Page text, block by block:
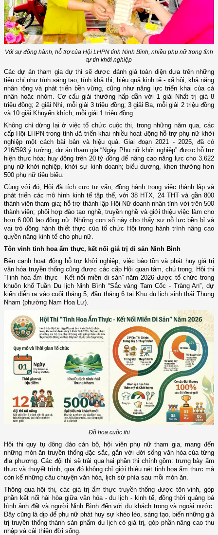
Với sự đồng hành, hỗ trợ của Hội LHPN tỉnh Ninh Bình, nhiều phụ nữ trong tỉnh
tự tin khởi nghiệp
Các dự án tham gia dự thi sẽ được đánh giá toàn diện dựa trên những
tiêu chí như tính sáng tạo, tính khả thi, hiệu quả kinh tế - xã hội, khả năng
nhân rộng và phát triển bền vững, cũng như năng lực triển khai của cá
nhân hoặc nhóm. Cơ cấu giải thưởng hấp dẫn với 1 giải Nhất trị giá 8
triệu đồng; 2 giải Nhì, mỗi giải 3 triệu đồng; 3 giải Ba, mỗi giải 2 triệu đồng
và 10 giải Khuyến khích, mỗi giải 1 triệu đồng.
Không chỉ dừng lại ở việc tổ chức cuộc thi, trong những năm qua, các
cấp Hội LHPN trong tỉnh đã triển khai nhiều hoạt động hỗ trợ phụ nữ khởi
nghiệp một cách bài bản và hiệu quả. Giai đoạn 2021 - 2025, đã có
216/593 ý tưởng, dự án tham gia “Ngày Phụ nữ khởi nghiệp” được hỗ trợ
hiện thực hóa; huy động trên 20 tỷ đồng để nâng cao năng lực cho 3.622
phụ nữ khởi nghiệp, khởi sự kinh doanh; biểu dương, khen thưởng hơn
500 phụ nữ tiêu biểu.
Cùng với đó, Hội đã tích cực tư vấn, đồng hành trong việc thành lập và
phát triển các mô hình kinh tế tập thể, với 38 HTX, 24 THT và gần 800
thành viên tham gia; hỗ trợ thành lập Hội Nữ doanh nhân tỉnh với trên 500
thành viên; phối hợp đào tạo nghề, truyền nghề và giới thiệu việc làm cho
hơn 6.000 lao động nữ. Những con số này cho thấy sự nỗ lực bền bỉ và
vai trò đồng hành thiết thực của tổ chức Hội trong hành trình nâng cao
quyền năng kinh tế cho phụ nữ.
Tôn vinh tinh hoa ẩm thực, kết nối giá trị di sản Ninh Bình
Bên cạnh hoạt động hỗ trợ khởi nghiệp, việc bảo tồn và phát huy giá trị
văn hóa truyền thống cũng được các cấp Hội quan tâm, chú trọng. Hội thi
“Tinh hoa ẩm thực - Kết nối miền di sản” năm 2026 được tổ chức trong
khuôn khổ Tuần Du lịch Ninh Bình “Sắc vàng Tam Cốc - Tràng An”, dự
kiến diễn ra vào cuối tháng 5, đầu tháng 6 tại Khu du lịch sinh thái Thung
Nham (phường Nam Hoa Lư).
Đồ họa cuộc thi
Hội thi quy tụ đông đảo cán bộ, hội viên phụ nữ tham gia, mang đến
những món ăn truyền thống đặc sắc, gắn với đời sống văn hóa của từng
địa phương. Các đội thi sẽ trải qua hai phần thi chính gồm: trưng bày ẩm
thực và thuyết trình, qua đó không chỉ giới thiệu nét tinh hoa ẩm thực mà
còn kể những câu chuyện văn hóa, lịch sử phía sau mỗi món ăn.
Thông qua hội thi, các giá trị ẩm thực truyền thống được tôn vinh, góp
phần kết nối hài hòa giữa văn hóa - du lịch - kinh tế, đồng thời quảng bá
hình ảnh đất và người Ninh Bình đến với du khách trong và ngoài nước.
Đây cũng là dịp để phụ nữ phát huy sự khéo léo, sáng tạo, biến những giá
trị truyền thống thành sản phẩm du lịch có giá trị, góp phần nâng cao thu
nhập và cải thiện đời sống.